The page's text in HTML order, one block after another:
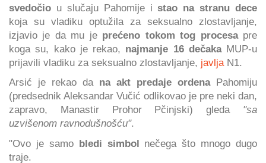
svedočio u slučaju Pahomije istao na stranu dece
koja su vladiku optužila za seksualno zlostavljanje,
izjavio je da mu jeprećeno tokom tog procesapre
koga su, kako je rekao, najmanje 16 dečakaMUP-u
prijavili vladiku za seksualno zlostavljanje, javlja N1.
Arsić je rekao da na akt predaje ordenaPahomiju
(predsednik Aleksandar Vučić odlikovao je pre neki dan,
zapravo, Manastir Prohor Pčinjski) gleda "sa
uzvišenom ravnodušnošću".
"Ovo je samo bledi simbol nečega što mnogo dugo
traje.